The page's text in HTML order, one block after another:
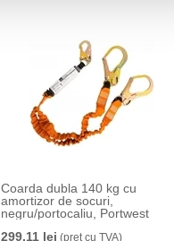
Coarda dubla 140 kg cu
amortizor de socuri,
negru/portocaliu, Portwest
299,11 lei (pret cu TVA)